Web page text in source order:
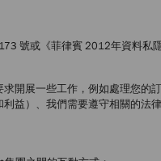
號或《菲律賓 2012年資料私
開展一些工作，例如處理您的
益）、我們需要遵守相關的法